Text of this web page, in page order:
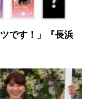
です！」『長浜